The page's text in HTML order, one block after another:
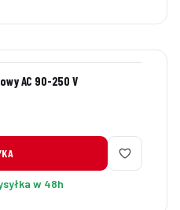
AC 90-250 V
w 48h